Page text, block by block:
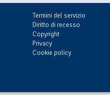
Termini del servizio
Diritto di recesso
Copyright
Privacy
Cookie policy